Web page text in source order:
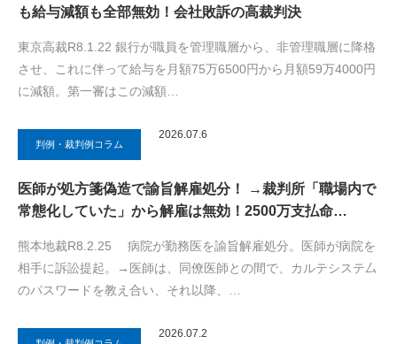
も給与減額も全部無効！会社敗訴の高裁判決
東京高裁R8.1.22 銀行が職員を管理職層から、非管理職層に降格
させ、これに伴って給与を月額75万6500円から月額59万4000円
に減額。第一審はこの減額…
判例・裁判例コラム
2026.07.6
医師が処方箋偽造で諭旨解雇処分！ →裁判所「職場内で
常態化していた」から解雇は無効！2500万支払命…
熊本地裁R8.2.25 病院が勤務医を諭旨解雇処分。医師が病院を
相手に訴訟提起。→医師は、同僚医師との間で、カルテシステ厶
のパスワードを教え合い、それ以降、…
2026.07.2